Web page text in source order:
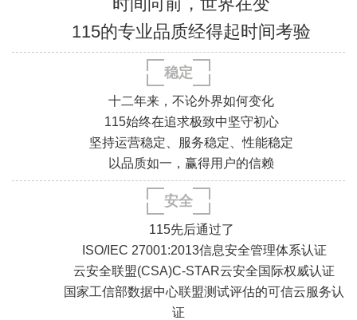
115的专业品质经得起时间考验
稳定
.
.
十二年来，不论外界如何变化
115始终在追求极致中坚守初心
坚持运营稳定、服务稳定、性能稳定
以品质如一，赢得用户的信赖
安全
115先后通过了
ISO/IEC 27001:2013信息安全管理体系认证
云安全联盟(CSA)C-STAR云安全国际权威认证
国家工信部数据中心联盟测试评估的可信云服务认
证